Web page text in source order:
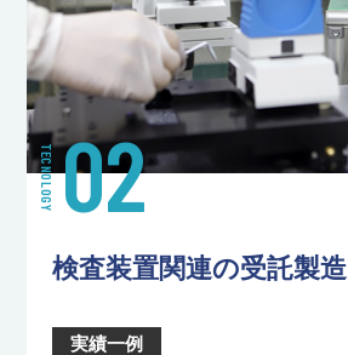
TECNOLOGY02
検査装置関連の受託製造
実績一例